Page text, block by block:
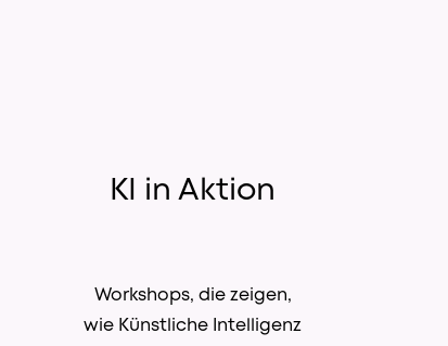
KI in Aktion
Workshops, die zeigen,
wie Künstliche Intelligenz